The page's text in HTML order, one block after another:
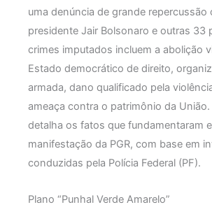
uma denúncia de grande repercussão
presidente Jair Bolsonaro e outras 33
crimes imputados incluem a abolição
Estado democrático de direito,
armada, dano qualificado pela
ameaça contra o patrimônio da
detalha os fatos que fundamentaram
manifestação da PGR, com base em
conduzidas pela Polícia Federal (PF).
Plano “Punhal Verde Amarelo”